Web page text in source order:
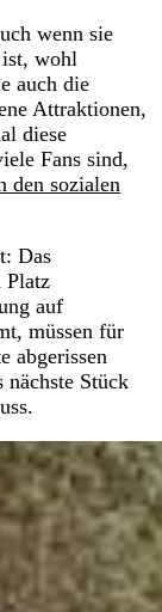
wenn sie
wohl
auch die
Attraktionen,
diese
Fans sind,
den sozialen
Das
Platz
auf
müssen für
abgerissen
nächste Stück